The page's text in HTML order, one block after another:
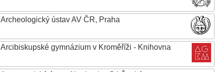
Archeologický ústav AV ČR, Praha
Arcibiskupské gymnázium v Kroměříži - Knihovna